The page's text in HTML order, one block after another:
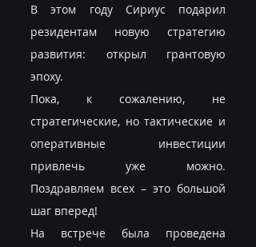
В этом году Сириус подарил
резидентам новую стратегию
развития: открыл грантовую
эпоху.
Пока, к сожалению, не
стратегические, но тактические и
оперативные инвестиции
привлечь уже можно.
Поздравляем всех – это большой
шаг вперед!
На встрече была проведена